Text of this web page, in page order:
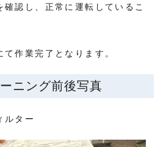
認し、正常に運転しているこ
作業完了となります。
ニング前後写真
ルター